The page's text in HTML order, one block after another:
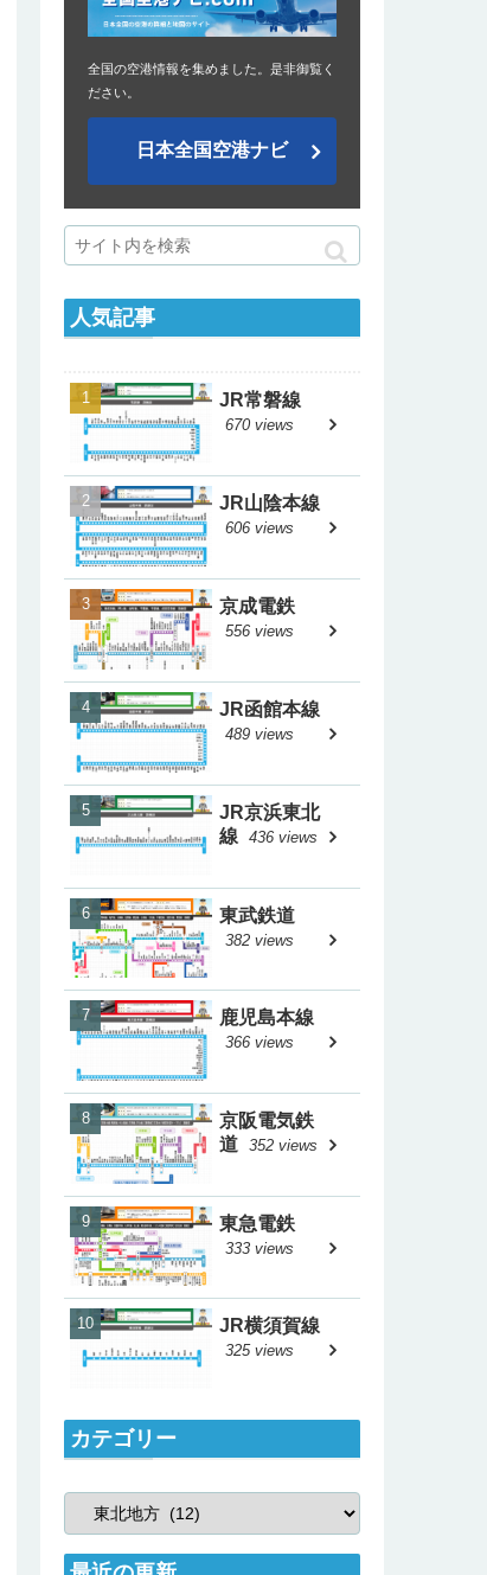
全国の空港情報を集めました。是非御覧く
ださい。
日本全国空港ナビ
人気記事
JR常磐線
670 views
JR山陰本線
606 views
京成電鉄
556 views
JR函館本線
489 views
JR京浜東北
線 436 views
東武鉄道
382 views
鹿児島本線
366 views
京阪電気鉄
道 352 views
東急電鉄
333 views
JR横須賀線
325 views
カテゴリー